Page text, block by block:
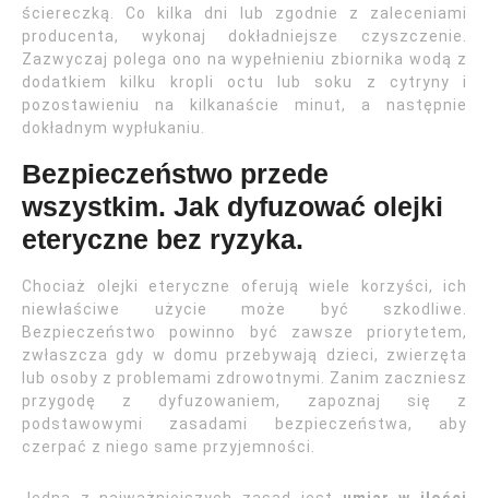
ściereczką. Co kilka dni lub zgodnie z zaleceniami
producenta, wykonaj dokładniejsze czyszczenie.
Zazwyczaj polega ono na wypełnieniu zbiornika wodą z
dodatkiem kilku kropli octu lub soku z cytryny i
pozostawieniu na kilkanaście minut, a następnie
dokładnym wypłukaniu.
Bezpieczeństwo przede
wszystkim. Jak dyfuzować olejki
eteryczne bez ryzyka.
Chociaż olejki eteryczne oferują wiele korzyści, ich
niewłaściwe użycie może być szkodliwe.
Bezpieczeństwo powinno być zawsze priorytetem,
zwłaszcza gdy w domu przebywają dzieci, zwierzęta
lub osoby z problemami zdrowotnymi. Zanim zaczniesz
przygodę z dyfuzowaniem, zapoznaj się z
podstawowymi zasadami bezpieczeństwa, aby
czerpać z niego same przyjemności.